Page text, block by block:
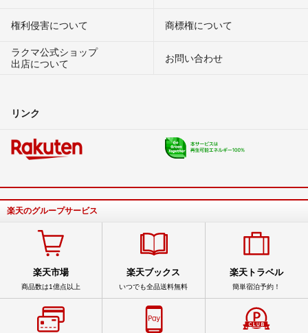
権利侵害について
商標権について
ラクマ公式ショップ
出店について
お問い合わせ
リンク
楽天のグループサービス
楽天市場
商品数は1億点以上
楽天ブックス
いつでも全品送料無料
楽天トラベル
簡単宿泊予約！